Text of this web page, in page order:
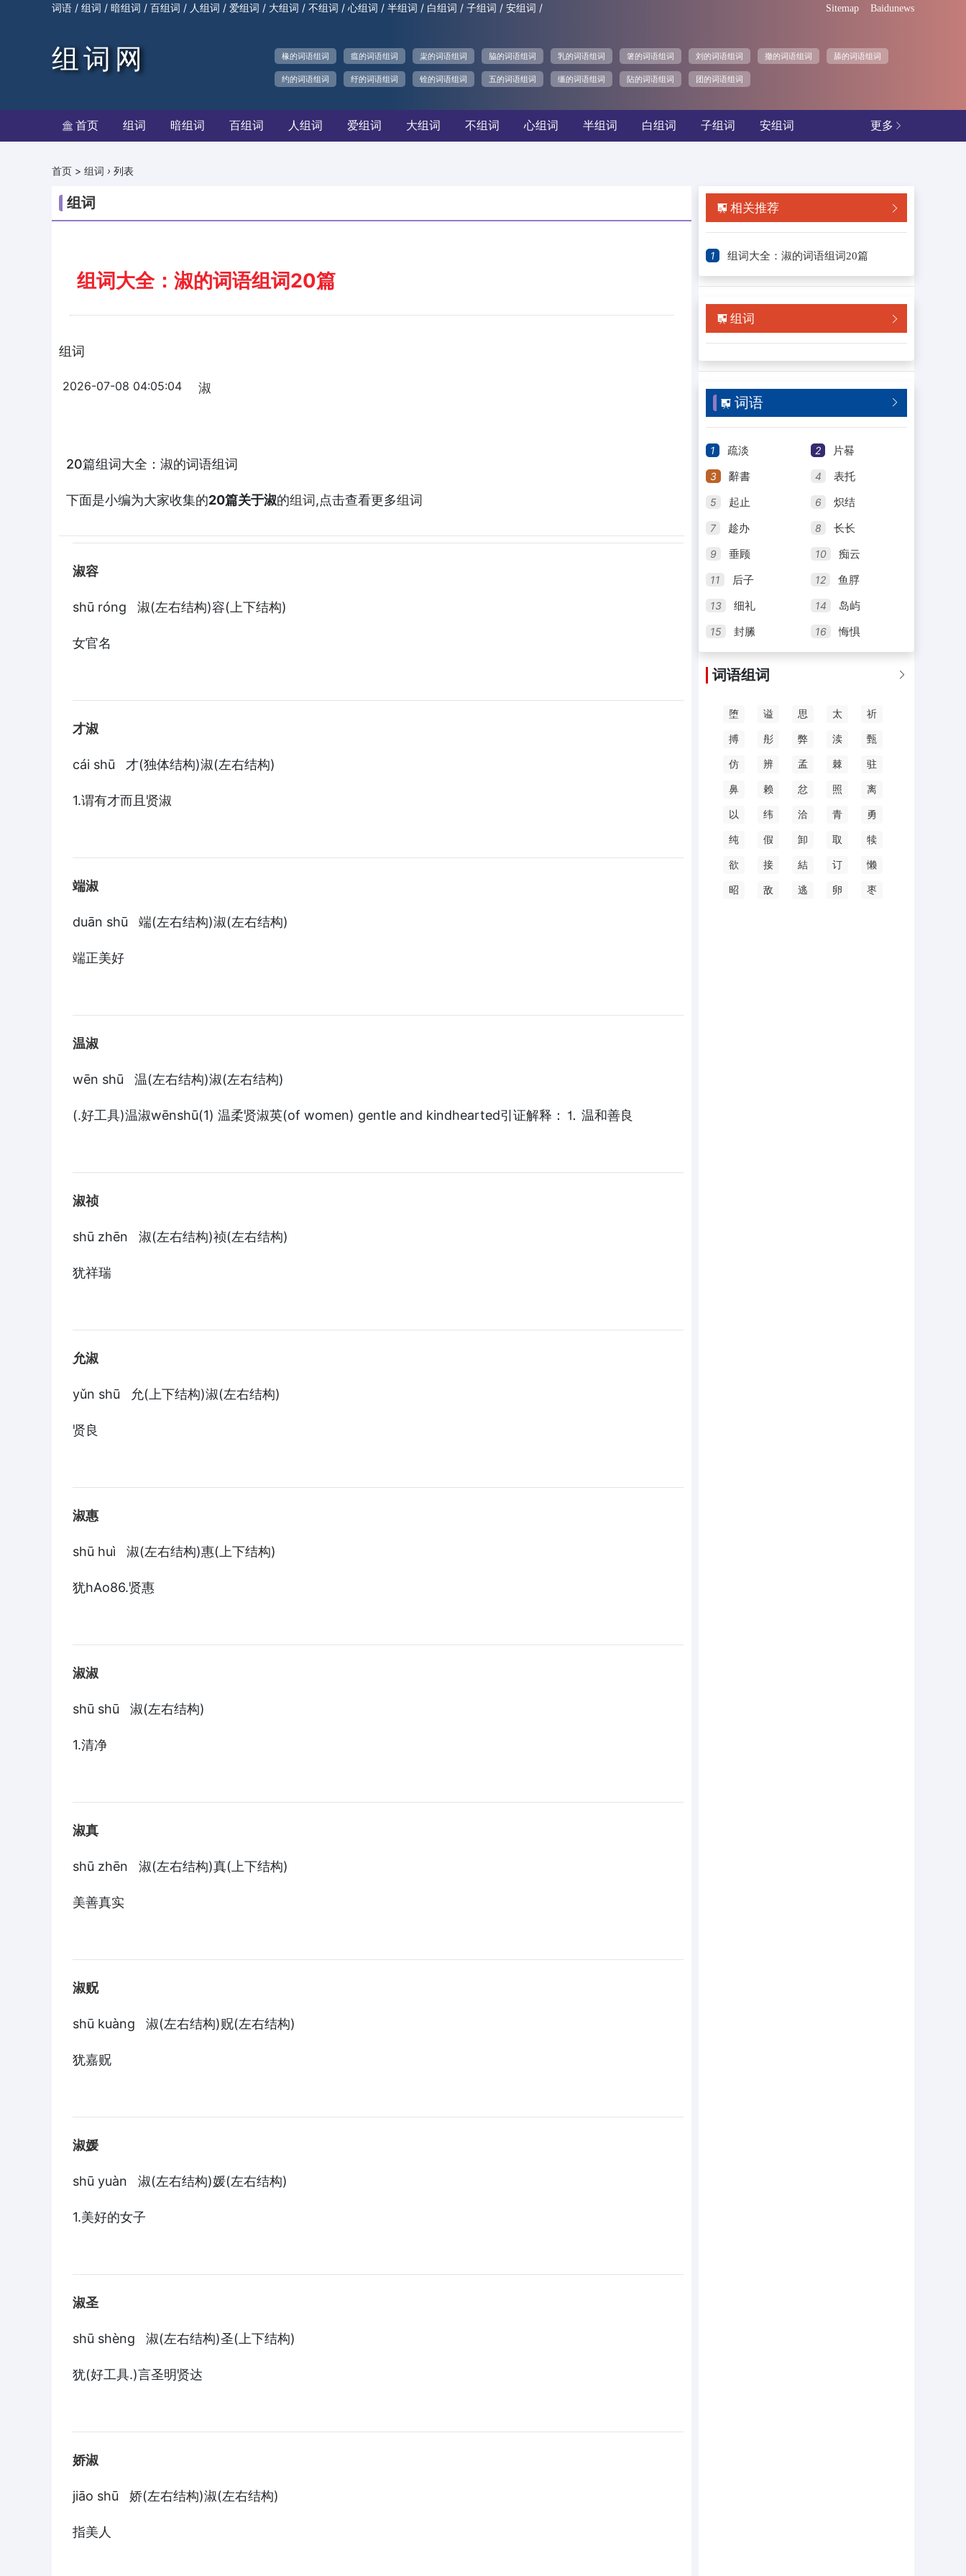
词语 / 组词 / 暗组词 / 百组词 / 人组词 / 爱组词 / 大组词 / 不组词 / 心组词 / 半组词 / 白组词 / 子组词 / 安组词 / Sitemap Baidunews
组词网 椽的词语组词 瘟的词语组词 粜的词语组词 脇的词语组词 乳的词语组词 箸的词语组词 刘的词语组词 撤的词语组词 舔的词语组词
约的词语组词 纡的词语组词 铨的词语组词 五的词语组词 缰的词语组词 阽的词语组词 团的词语组词
更多 
 首页 组词 暗组词 百组词 人组词 爱组词 大组词 不组词 心组词 半组词 白组词 子组词 安组词
首页 > 组词 › 列表
组词
组词大全：淑的词语组词20篇
组词
2026-07-08 04:05:04 淑
20篇组词大全：淑的词语组词
下面是小编为大家收集的20篇关于淑的组词 ,点击查看更多组词
淑容
shū róng 淑(左右结构)容(上下结构)
女官名
才淑
cái shū 才(独体结构)淑(左右结构)
1.谓有才而且贤淑
端淑
duān shū 端(左右结构)淑(左右结构)
端正美好
温淑
wēn shū 温(左右结构)淑(左右结构)
(.好工具)温淑wēnshū(1) 温柔贤淑英(of women) gentle and kindhearted引证解释：⒈ 温和善良
淑祯
shū zhēn 淑(左右结构)祯(左右结构)
犹祥瑞
允淑
yǔn shū 允(上下结构)淑(左右结构)
贤良
淑惠
shū huì 淑(左右结构)惠(上下结构)
犹hAo86.贤惠
淑淑
shū shū 淑(左右结构)
1.清净
淑真
shū zhēn 淑(左右结构)真(上下结构)
美善真实
淑贶
shū kuàng 淑(左右结构)贶(左右结构)
犹嘉贶
淑媛
shū yuàn 淑(左右结构)媛(左右结构)
1.美好的女子
淑圣
shū shèng 淑(左右结构)圣(上下结构)
犹(好工具.)言圣明贤达
娇淑
jiāo shū 娇(左右结构)淑(左右结构)
指美人

 相关推荐
1 组词大全：淑的词语组词20篇

 组词

 词语
1 疏淡 2 片晷
3 辭書 4 表托
5 起止 6 炽结
7 趁办 8 长长
9 垂顾 10 痴云
11 后子 12 鱼脬
13 细礼 14 岛屿
15 封縢 16 悔惧

词语组词
堕 谥 思 太 祈
搏 彤 弊 渎 甄
仿 辨 孟 棘 驻
鼻 赖 忿 照 离
以 纬 洽 青 勇
纯 假 卸 取 犊
欲 接 結 订 懒
昭 敌 逃 卵 枣